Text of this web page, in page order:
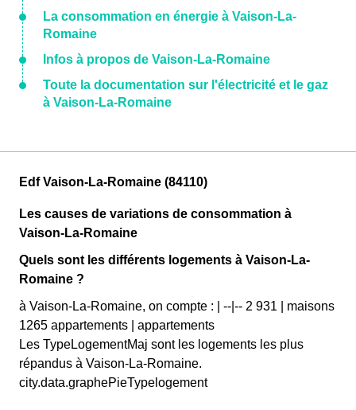
La consommation en énergie à Vaison-La-
Romaine
Infos à propos de Vaison-La-Romaine
Toute la documentation sur l'électricité et le gaz
à Vaison-La-Romaine
Edf Vaison-La-Romaine (84110)
Les causes de variations de consommation à
Vaison-La-Romaine
Quels sont les différents logements à Vaison-La-
Romaine ?
à Vaison-La-Romaine, on compte : | --|-- 2 931 | maisons
1265 appartements | appartements
Les TypeLogementMaj sont les logements les plus
répandus à Vaison-La-Romaine.
city.data.graphePieTypelogement